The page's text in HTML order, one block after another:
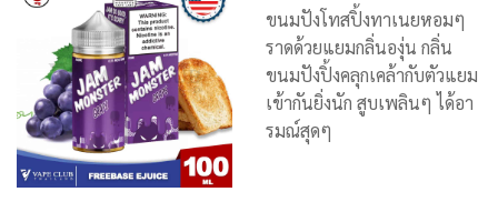
ขนมปังโทสปิ้งทาเนยหอมๆ
ราดด้วยแยมกลิ่นองุ่น กลิ่น
ขนมปังปิ้งคลุกเคล้ากับตัวแยม
เข้ากันยิ่งนัก สูบเพลินๆ ได้อา
รมณ์สุดๆ